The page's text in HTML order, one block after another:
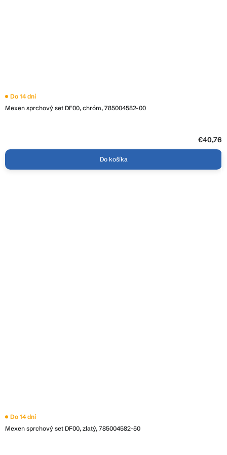
Mexen sprchový set DF00, chróm, 785004582-00
Do 14 dní
€40,76
Do košíka
Mexen sprchový set DF00, zlatý, 785004582-50
Do 14 dní